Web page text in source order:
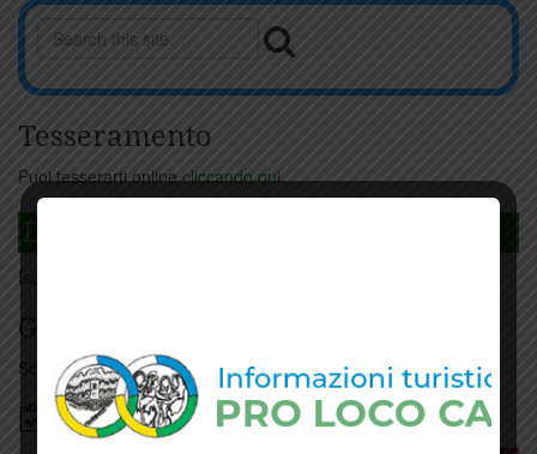
Tesseramento
Puoi tesserarti onlinecliccando qui
DAGLI L'ANDA
Iscriviti
Giorno per giorno a Carmignano
Scopri tutti gli eventiqui
Bacheca